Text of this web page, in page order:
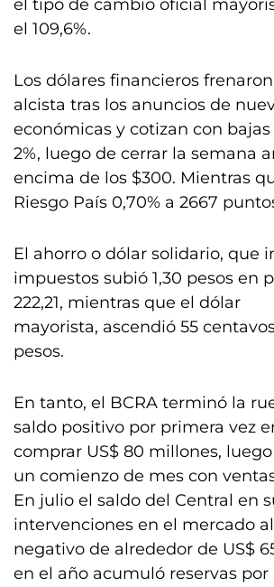
el tipo de cambio oficial
el 109,6%.
Los dólares financieros
alcista tras los anuncios de
económicas y cotizan con bajas
2%, luego de cerrar la semana
encima de los $300. Mientras
Riesgo País 0,70% a 2667
El ahorro o dólar solidario, que
impuestos subió 1,30 pesos en
222,21, mientras que el dólar
mayorista, ascendió 55 centavos
pesos.
En tanto, el BCRA terminó la
saldo positivo por primera vez
comprar US$ 80 millones,
un comienzo de mes con
En julio el saldo del Central en
intervenciones en el mercado
negativo de alrededor de US$
en el año acumuló reservas por